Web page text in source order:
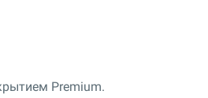
Premium.